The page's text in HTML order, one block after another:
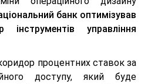
банк оптимізував
управління
процентних ставок за
доступу, який буде